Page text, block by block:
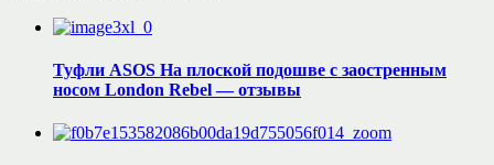
Туфли ASOS На плоской подошве с заостренным
носом London Rebel — отзывы